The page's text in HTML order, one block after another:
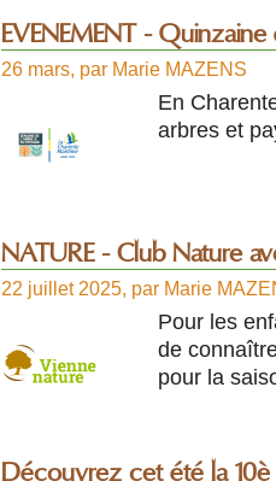
EVENEMENT -
26 mars, par Marie MAZENS
En
arbres et
NATURE - Club Nature
22 juillet 2025, par Marie
Pour les
de
pour la
Découvrez cet été la 10è